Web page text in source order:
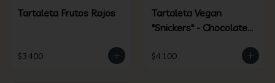
Tartaleta Frutos Rojos
$3.400
Tartaleta Vegan
"Snickers" - Chocolate /
$4.100